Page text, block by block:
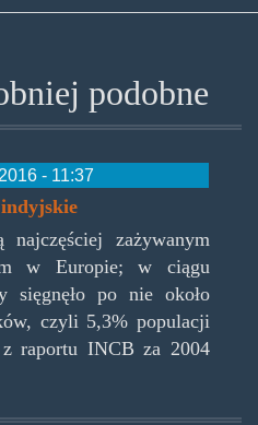
podobne
- 11:37
zażywanym
w Europie; w ciągu
sięgnęło po nie około
czyli 5,3% populacji
raportu INCB za 2004